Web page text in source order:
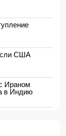
США
Ираном
в Индию